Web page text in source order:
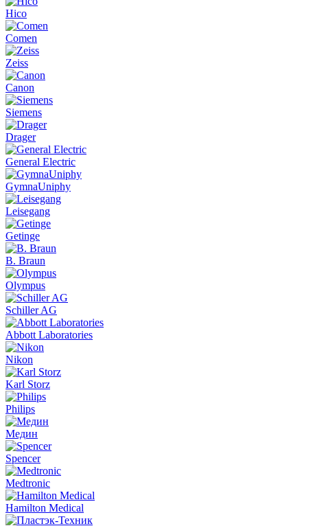
Hico
Comen
Zeiss
Canon
Siemens
Drager
General Electric
GymnaUniphy
Leisegang
Getinge
B. Braun
Olympus
Schiller AG
Abbott Laboratories
Nikon
Karl Storz
Philips
Медин
Spencer
Medtronic
Hamilton Medical